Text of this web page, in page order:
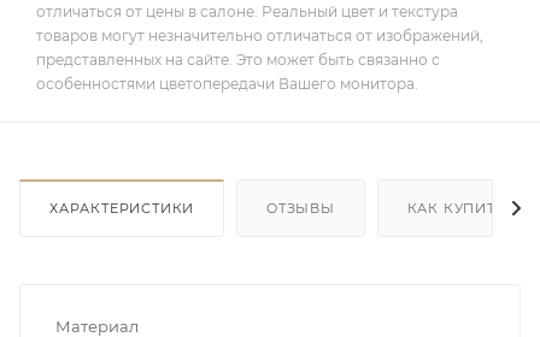
отличаться от цены в салоне. Реальный цвет и текстура
товаров могут незначительно отличаться от изображений,
представленных на сайте. Это может быть связанно с
особенностями цветопередачи Вашего монитора.
ХАРАКТЕРИСТИКИ ОТЗЫВЫ КАК КУПИТЬ
Материал